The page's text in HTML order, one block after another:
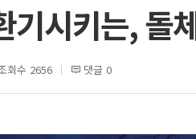
기시키는, 돌
회수 2656 댓글 0